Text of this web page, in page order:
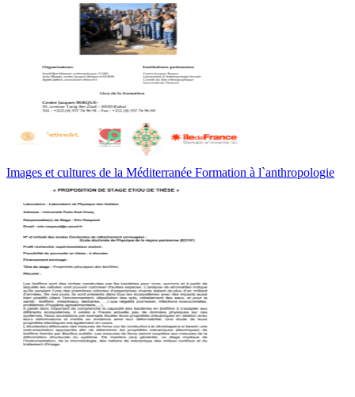
Images et cultures de la Méditerranée Formation à l`anthropologie